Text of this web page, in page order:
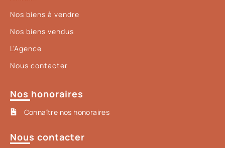
Nos biens à vendre
Nos biens vendus
L’Agence
Nous contacter
Nos honoraires
Connaître nos honoraires
Nous contacter